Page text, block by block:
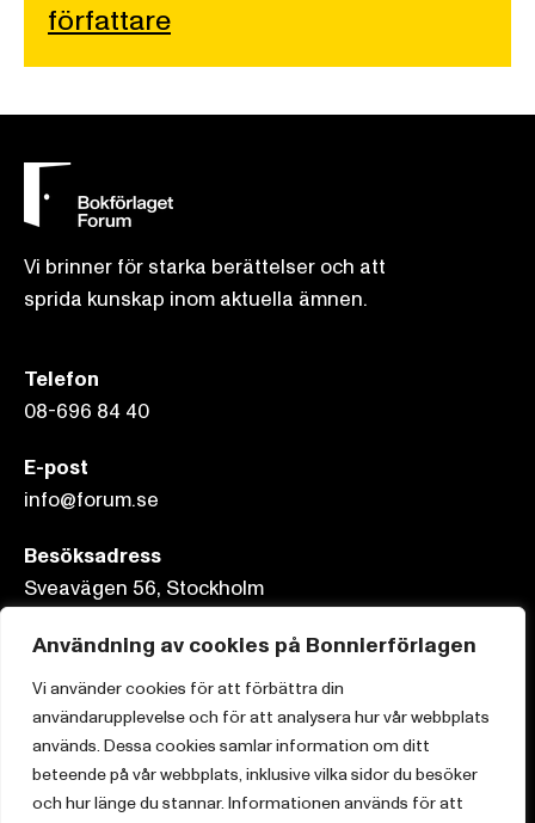
Användning av cookies på Bonnierförlagen
Vi använder cookies för att förbättra din
användarupplevelse och för att analysera hur vår webbplats
används. Dessa cookies samlar information om ditt
beteende på vår webbplats, inklusive vilka sidor du besöker
och hur länge du stannar. Informationen används för att
författare
Vi brinner för starka berättelser och att
sprida kunskap inom aktuella ämnen.
Telefon
08-696 84 40
E-post
info@forum.se
Besöksadress
Sveavägen 56, Stockholm
Postadress
Box 3159, 103 63 Stockholm
Om Bonnierförlagen